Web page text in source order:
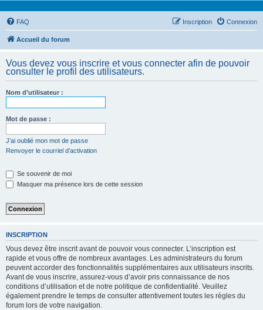
FAQ Connexion
Inscription
Accueil du forum
Vous devez vous inscrire et vous connecter afin de pouvoir
consulter le profil des utilisateurs.
Nom d’utilisateur :
Mot de passe :
J’ai oublié mon mot de passe
Renvoyer le courriel d’activation
Se souvenir de moi
Masquer ma présence lors de cette session
INSCRIPTION
Vous devez être inscrit avant de pouvoir vous connecter. L’inscription est
rapide et vous offre de nombreux avantages. Les administrateurs du forum
peuvent accorder des fonctionnalités supplémentaires aux utilisateurs inscrits.
Avant de vous inscrire, assurez-vous d’avoir pris connaissance de nos
conditions d’utilisation et de notre politique de confidentialité. Veuillez
également prendre le temps de consulter attentivement toutes les règles du
forum lors de votre navigation.